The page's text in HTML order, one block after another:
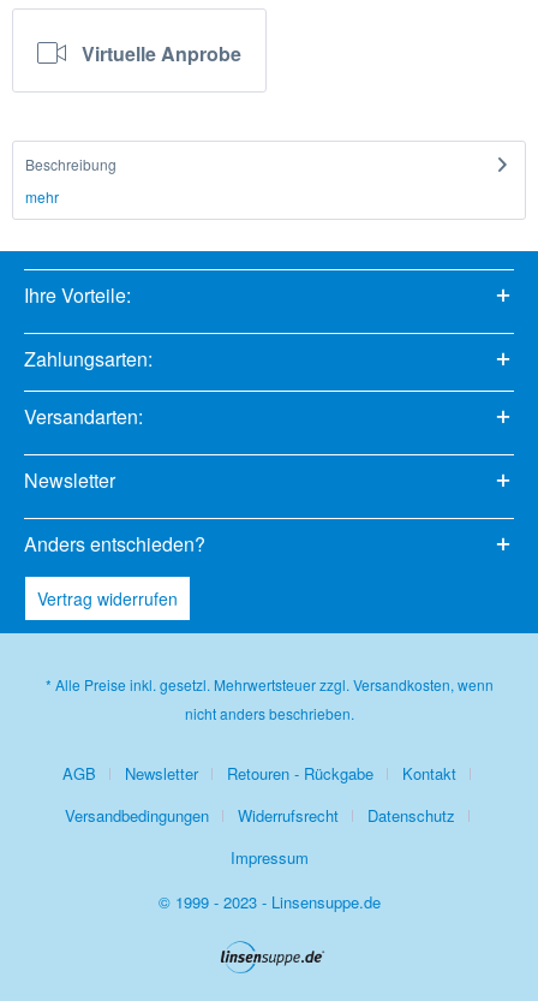
Virtuelle Anprobe
Beschreibung
mehr
Ihre Vorteile:
Zahlungsarten:
Versandarten:
Newsletter
Anders entschieden?
Vertrag widerrufen
* Alle Preise inkl. gesetzl. Mehrwertsteuer zzgl. Versandkosten, wenn
nicht anders beschrieben.
AGB Newsletter Retouren - Rückgabe
Kontakt
Versandbedingungen
Widerrufsrecht
Datenschutz
Impressum
© 1999 - 2023 - Linsensuppe.de